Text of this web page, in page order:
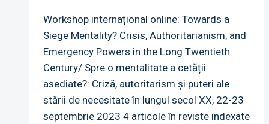
Workshop internațional online: Towards a
Siege Mentality? Crisis, Authoritarianism, and
Emergency Powers in the Long Twentieth
Century/ Spre o mentalitate a cetății
asediate?: Criză, autoritarism și puteri ale
stării de necesitate în lungul secol XX, 22-23
septembrie 2023 4 articole în reviste indexate